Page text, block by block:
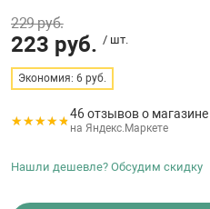
для автоматизации
для дезинфекции
229 руб.
223 руб. / шт.
Экономия: 6 руб.
46 отзывов о магазине
на Яндекс.Маркете
Нашли дешевле? Обсудим скидку